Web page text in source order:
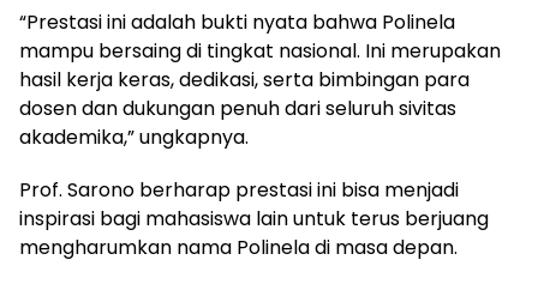
“Prestasi ini adalah bukti nyata bahwa Polinela
mampu bersaing di tingkat nasional. Ini merupakan
hasil kerja keras, dedikasi, serta bimbingan para
dosen dan dukungan penuh dari seluruh sivitas
akademika,” ungkapnya.
Prof. Sarono berharap prestasi ini bisa menjadi
inspirasi bagi mahasiswa lain untuk terus berjuang
mengharumkan nama Polinela di masa depan.